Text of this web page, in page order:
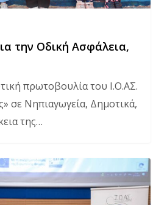
την Οδική Ασφάλεια,
πρωτοβουλία του Ι.Ο.ΑΣ.
σε Νηπιαγωγεία, Δημοτικά,
της…